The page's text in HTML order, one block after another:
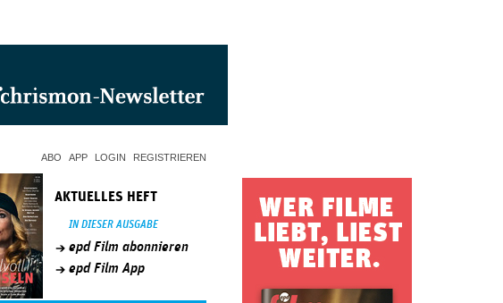
ABO APP LOGIN REGISTRIEREN
AKTUELLES HEFT
IN DIESER AUSGABE
epd Film abonnieren
epd Film App